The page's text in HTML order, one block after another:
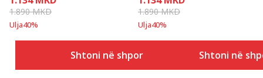
1.890MKD
Ulja40%
Shtoni në shportë
1.890MKD
Ulja40%
Shtoni në